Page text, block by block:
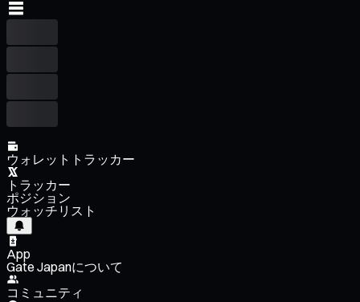
ウォレットトラッカー
トラッカー
ポジション
ウォッチリスト
App
Gate Japanについて
コミュニティ